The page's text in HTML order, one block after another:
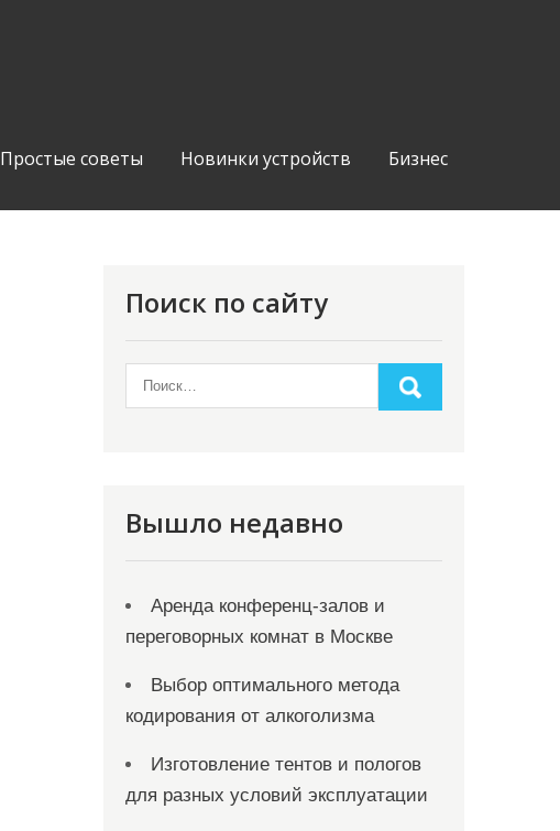
Простые советы Новинки устройств Бизнес
Поиск по сайту
Вышло недавно
Аренда конференц-залов и
переговорных комнат в Москве
Выбор оптимального метода
кодирования от алкоголизма
Изготовление тентов и пологов
для разных условий эксплуатации